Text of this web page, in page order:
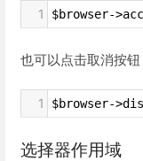
1 $browser-
也可以点击取消按钮
1 $browser-
选择器作用域